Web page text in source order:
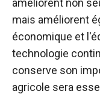
améliorent non
mais améliorent
économique et
technologie
conserve son
agricole sera